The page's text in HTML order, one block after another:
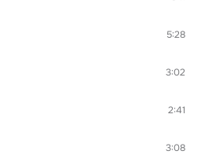
5:28
3:02
2:41
3:08